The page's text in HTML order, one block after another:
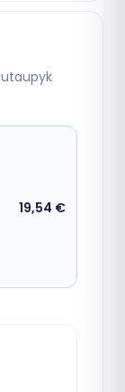
19,54 €